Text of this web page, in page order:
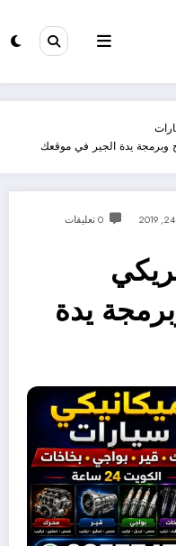
وبرمجة يدة الجير في موقعك
0 تعليقات
يدة